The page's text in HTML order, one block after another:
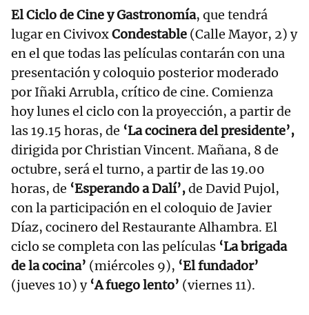
El Ciclo de Cine y Gastronomía, que tendrá
lugar en CivivoxCondestable (Calle Mayor, 2) y
en el que todas las películas contarán con una
presentación y coloquio posterior moderado
por Iñaki Arrubla, crítico de cine. Comienza
hoy lunes el ciclo con la proyección, a partir de
las 19.15 horas, de ‘La cocinera del presidente’,
dirigida por Christian Vincent. Mañana, 8 de
octubre, será el turno, a partir de las 19.00
horas, de ‘Esperando a Dalí’,de David Pujol,
con la participación en el coloquio de Javier
Díaz, cocinero del Restaurante Alhambra. El
ciclo se completa con las películas ‘La brigada
de la cocina’ (miércoles 9), ‘El fundador’
(jueves 10) y‘A fuego lento’ (viernes 11).